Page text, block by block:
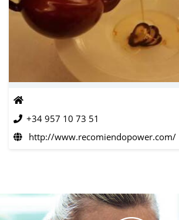
+34 957 10 73 51
http://www.recomiendopower.com/